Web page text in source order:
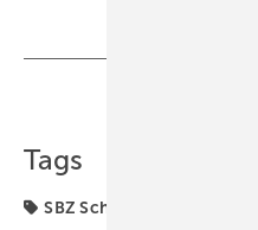
Tags
SBZ Schwerpunkt